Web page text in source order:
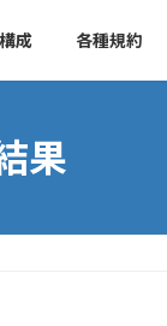
成 各種規約
果